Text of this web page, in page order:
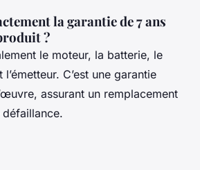
la garantie de 7 ans
?
le moteur, la batterie, le
C’est une garantie
assurant un remplacement